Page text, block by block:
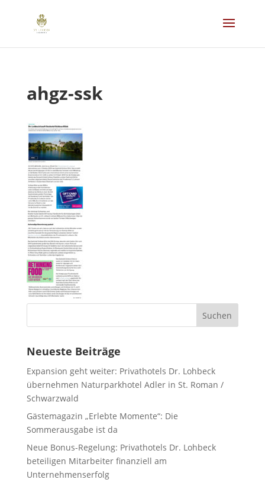
ahgz-ssk
Neueste Beiträge
Expansion geht weiter: Privathotels Dr. Lohbeck
übernehmen Naturparkhotel Adler in St. Roman /
Schwarzwald
Gästemagazin „Erlebte Momente“: Die
Sommerausgabe ist da
Neue Bonus-Regelung: Privathotels Dr. Lohbeck
beteiligen Mitarbeiter finanziell am
Unternehmenserfolg